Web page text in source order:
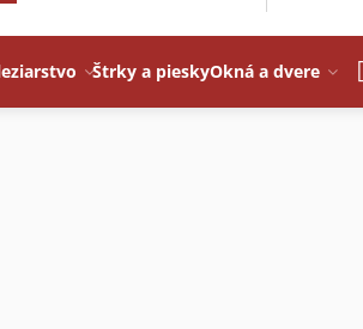
Štrky a pieskyOkná a dvere